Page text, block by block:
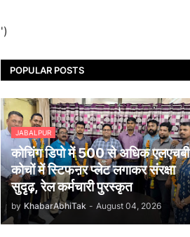
')
POPULAR POSTS
JABALPUR
कोचिंग डिपो में 500 से अधिक एलएचबी
कोचों में स्टिफऩर प्लेट लगाकर संरक्षा
सुदृढ़, रेल कर्मचारी पुरस्कृत
by KhabarAbhiTak - August 04, 2026